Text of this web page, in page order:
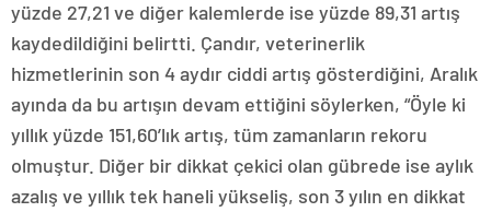
yüzde 27,21 ve diğer kalemlerde ise yüzde 89,31 artış
kaydedildiğini belirtti. Çandır, veterinerlik
hizmetlerinin son 4 aydır ciddi artış gösterdiğini, Aralık
ayında da bu artışın devam ettiğini söylerken, “Öyle ki
yıllık yüzde 151,60’lık artış, tüm zamanların rekoru
olmuştur. Diğer bir dikkat çekici olan gübrede ise aylık
azalış ve yıllık tek haneli yükseliş, son 3 yılın en dikkat